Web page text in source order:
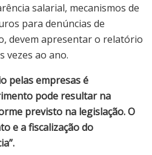
salarial, mecanismos de
para denúncias de
devem apresentar o relatório
vezes ao ano.
pelas empresas é
pode resultar na
previsto na legislação. O
e a fiscalização do